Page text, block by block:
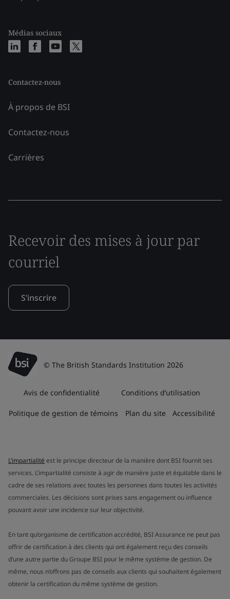
Médias sociaux
Contactez-nous
À propos de BSI
Contactez-nous
Carrières
Recevoir des mises à jour par
courriel
S’inscrire
© The British Standards Institution 2026
Avis de confidentialité Conditions d’utilisation
Politique de gestion de témoins Plan du site Accessibilité
L’impartialité est le principe directeur de la manière dont BSI fournit ses
services. L’impartialité consiste à agir de manière juste et équitable dans le
cadre de ses relations avec toutes les personnes dans toutes les activités
commerciales. Les décisions sont prises sans engagement ou influence
pouvant avoir une incidence sur leur objectivité.
En tant qu’organisme de certification accrédité, BSI Assurance ne peut pas
offrir de certification à des clients qui ont également reçu des conseils
d’une autre partie du Groupe BSI pour le même système de gestion. De
même, nous n’offrons pas de conseils aux clients qui souhaitent également
obtenir la certification du même système de gestion.